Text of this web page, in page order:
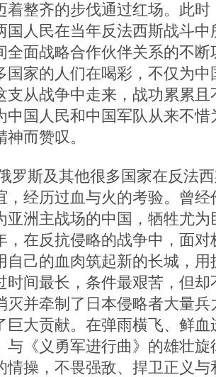
着整齐的步伐通过红场。此
国人民在当年反法西斯战斗
全面战略合作伙伴关系的不
国家的人们在喝彩，不仅为
支从战争中走来，战功累累
中国人民和中国军队从来不
而赞叹。
斯及其他很多国家在反法西
，经历过血与火的考验。曾
亚洲主战场的中国，牺牲尤
，在反抗侵略的战争中，面
自己的血肉筑起新的长城，
时间最长，条件最艰苦，但
灭并牵制了日本侵略者大量
巨大贡献。在弹雨横飞、鲜
与《义勇军进行曲》的雄壮
情操，不畏强敌、捍卫正义